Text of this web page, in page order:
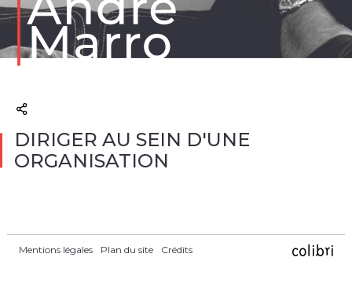
DIRIGER AU SEIN D'UNE
ORGANISATION
Mentions légales Plan du site Crédits